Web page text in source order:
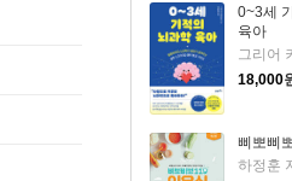
0~3세
육아
18,000
삐뽀삐
하정훈